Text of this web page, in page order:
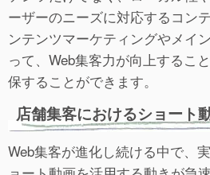
ーザーのニーズに対応するコン
ンテンツマーケティングやメイ
って、Web集客力が向上するこ
保することができます。
店舗集客におけるショート
Web集客が進化し続ける中で、